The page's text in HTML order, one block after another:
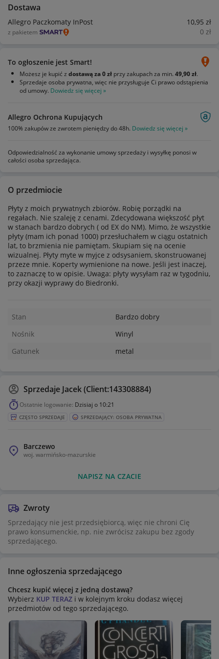
Dostawa
Allegro Paczkomaty InPost 10,95 zł
z pakietem 0 zł
To ogłoszenie jest Smart!
Możesz je kupić z dostawą za 0 zł przy zakupach za min. 49,90 zł.
Sprzedaje osoba prywatna, więc nie przysługuje Ci prawo odstąpienia
od umowy. Dowiedz się więcej »
Allegro Ochrona Kupujących
100% zakupów ze zwrotem pieniędzy do 48h. Dowiedz się więcej »
Odpowiedzialność za wykonanie umowy sprzedaży i wysyłkę ponosi w
całości osoba sprzedająca.
O przedmiocie
Płyty z moich prywatnych zbiorów. Robię porządki na
regałach. Nie szaleję z cenami. Zdecydowana większość płyt
w stanach bardzo dobrych ( od EX do NM). Mimo, że wszystkie
płyty (mam ich ponad 1000) przesłuchałem w ciągu ostatnich
lat, to brzmienia nie pamiętam. Skupiam się na ocenie
wizualnej. Płyty myte w myjce z odsysaniem, skonstruowanej
przeze mnie. Koperty wymienione na nowe. Jeśli jest inaczej,
to zaznaczę to w opisie. Uwaga: płyty wysyłam raz w tygodniu,
przy okazji wyprawy do Biedronki.
Stan
Bardzo dobry
Nośnik
Winyl
Gatunek
metal
Sprzedaje Jacek (Client:143308884)
Ostatnie logowanie: Dzisiaj o 10:21
CZĘSTO SPRZEDAJE SPRZEDAJĄCY: OSOBA PRYWATNA
Barczewo
woj. warmińsko-mazurskie
NAPISZ NA CZACIE
Zwroty
Sprzedający nie jest przedsiębiorcą, więc nie chroni Cię
prawo konsumenckie, np. nie zwrócisz zakupu bez zgody
sprzedającego.
Inne ogłoszenia sprzedającego
Chcesz kupić więcej z jedną dostawą?
Wybierz KUP TERAZ i w kolejnym kroku dodasz więcej
przedmiotów od tego sprzedającego.